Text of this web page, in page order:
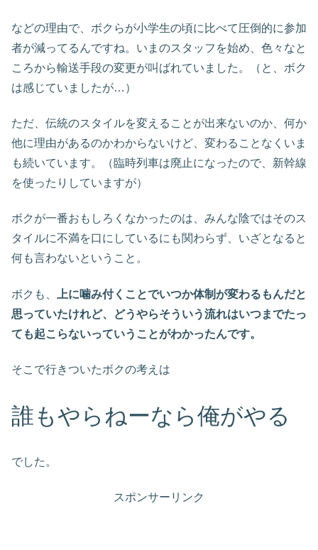
などの理由で、ボクらが小学生の頃に比べて圧倒的に参加
者が減ってるんですね。いまのスタッフを始め、色々なと
ころから輸送手段の変更が叫ばれていました。（と、ボク
は感じていましたが…）
ただ、伝統のスタイルを変えることが出来ないのか、何か
他に理由があるのかわからないけど、変わることなくいま
も続いています。（臨時列車は廃止になったので、新幹線
を使ったりしていますが）
ボクが一番おもしろくなかったのは、みんな陰ではそのス
タイルに不満を口にしているにも関わらず、いざとなると
何も言わないということ。
ボクも、
上に噛み付くことでいつか体制が変わるもんだと
思っていたけれど、どうやらそういう流れはいつまでたっ
ても起こらないっていうことがわかったんです。
そこで行きついたボクの考えは
誰もやらねーなら俺がやる
でした。
スポンサーリンク